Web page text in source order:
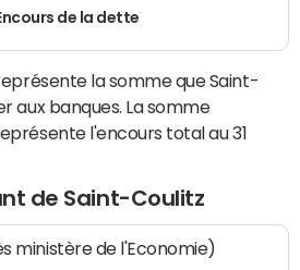
de la dette
la somme que Saint-
aux banques. La somme
l'encours total au 31
de Saint-Coulitz
ministère de l'Economie)